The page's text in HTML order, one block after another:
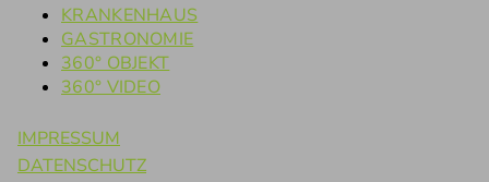
KRANKENHAUS
GASTRONOMIE
360° OBJEKT
360° VIDEO
IMPRESSUM
DATENSCHUTZ